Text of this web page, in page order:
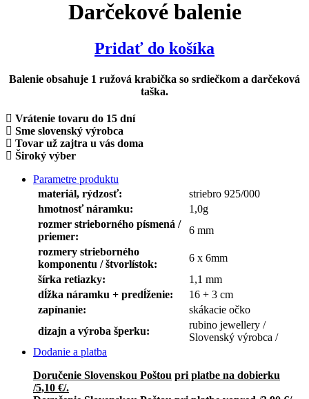
Darčekové balenie
Pridať do košíka
Balenie obsahuje 1 ružová krabička so srdiečkom a darčeková
taška.
Vrátenie tovaru do 15 dní
Sme slovenský výrobca
Tovar už zajtra u vás doma
Široký výber
Parametre produktu
materiál, rýdzosť:
striebro 925/000
hmotnosť náramku:
1,0g
rozmer strieborného písmená /
priemer:
6 mm
rozmery strieborného
komponentu / štvorlístok:
6 x 6mm
šírka retiazky:
1,1 mm
dĺžka náramku + predĺženie:
16 + 3 cm
zapínanie:
skákacie očko
dizajn a výroba šperku:
rubino jewellery /
Slovenský výrobca /
Dodanie a platba
Doručenie Slovenskou Poštou pri platbe na dobierku
/5,10 €/.